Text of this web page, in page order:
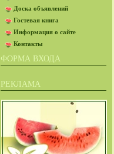
Доска объявлений
Гостевая книга
Информация о сайте
Контакты
ФОРМА ВХОДА
РЕКЛАМА